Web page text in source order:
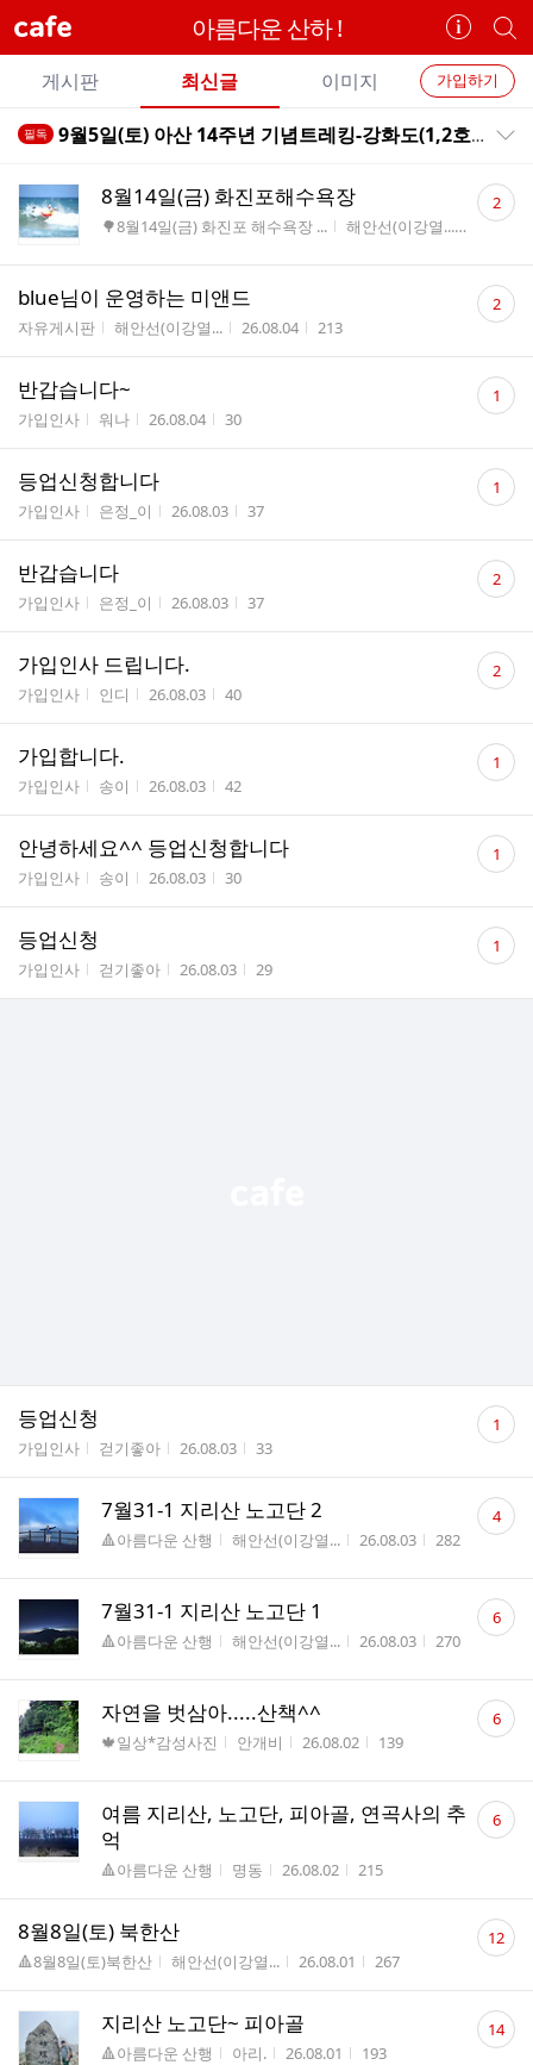
cafe 아름다운 산하 !
카
페
정
보
보
기
개
별
카
페
검
카
페
메
뉴
가입하기
게시판 최신글 이미지
전
글
트
필독 9월5일(토) 아산 14주년 기념트레킹-강화도(1,2호차)
8월14일(금) 화진포해수욕장
게시판명
🌳8월14일(금) 화진포 해수욕장 ... 작성자
해안선(이강열... 작성시간
26.08.05
댓
글 2
blue님이 운영하는 미앤드
게시판명
자유게시판 작성자
해안선(이강열... 작성시간
26.08.04 조회수
213
댓
글 2
반갑습니다~
게시판명
가입인사 작성자
워나 작성시간
26.08.04 조회수
30
댓
글 1
등업신청합니다
게시판명
가입인사 작성자
은정_이 작성시간
26.08.03 조회수
37
댓
글 1
반갑습니다
게시판명
가입인사 작성자
은정_이 작성시간
26.08.03 조회수
37
댓
글 2
가입인사 드립니다.
게시판명
가입인사 작성자
인디 작성시간
26.08.03 조회수
40
댓
글 2
가입합니다.
게시판명
가입인사 작성자
송이 작성시간
26.08.03 조회수
42
댓
글 1
안녕하세요^^ 등업신청합니다
게시판명
가입인사 작성자
송이 작성시간
26.08.03 조회수
30
댓
글 1
등업신청
게시판명
가입인사 작성자
걷기좋아 작성시간
26.08.03 조회수
29
댓
글 1
등업신청
게시판명
가입인사 작성자
걷기좋아 작성시간
26.08.03 조회수
33
댓
글 1
7월31-1 지리산 노고단 2
게시판명
🔺아름다운 산행 작성자
해안선(이강열... 작성시간
26.08.03 조회수
282
댓
글 4
7월31-1 지리산 노고단 1
게시판명
🔺아름다운 산행 작성자
해안선(이강열... 작성시간
26.08.03 조회수
270
댓
글 6
자연을 벗삼아.....산책^^
게시판명
🍁일상*감성사진 작성자
안개비 작성시간
26.08.02 조회수
139
댓
글 6
여름 지리산, 노고단, 피아골, 연곡사의 추
억
게시판명
🔺아름다운 산행 작성자
명동 작성시간
26.08.02 조회수
215
댓
글 6
8월8일(토) 북한산
게시판명
🔺8월8일(토)북한산 작성자
해안선(이강열... 작성시간
26.08.01 조회수
267
댓
글12
지리산 노고단~ 피아골
게시판명
🔺아름다운 산행 작성자
아리. 작성시간
26.08.01 조회수
193
댓
글14